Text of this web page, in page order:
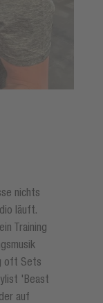
nichts
läuft.
Training
oft Sets
'Beast
auf